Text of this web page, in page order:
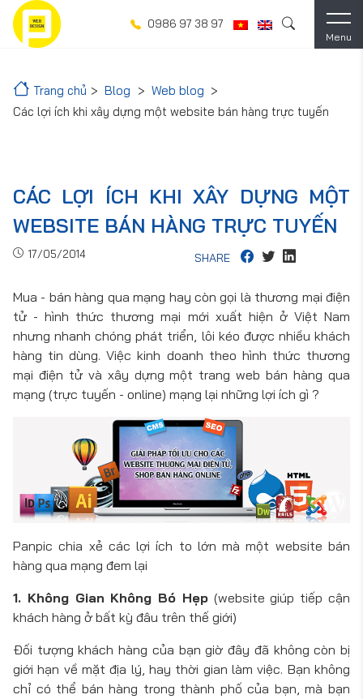
Menu
0986 97 38 97
Trang chủ Blog
Web blog
Các lợi ích khi xây dựng một website bán hàng trực tuyến
CÁC LỢI ÍCH KHI XÂY DỰNG MỘT
WEBSITE BÁN HÀNG TRỰC TUYẾN
17/05/2014 SHARE
Mua - bán hàng qua mạng hay còn gọi là thương mại điện
tử - hình thức thương mại mới xuất hiện ở Việt Nam
nhưng nhanh chóng phát triển, lôi kéo được nhiều khách
hàng tin dùng. Việc kinh doanh theo hình thức thương
mại điện tử và xây dựng một trang web bán hàng qua
mạng (trực tuyến - online) mạng lại những lợi ích gì ?
Panpic chia xẻ các lợi ích to lớn mà một website bán
hàng qua mạng đem lại
1. Không Gian Không Bó Hẹp(website giúp tiếp cận
khách hàng ở bất kỳ đâu trên thế giới)
Đối tượng khách hàng của bạn giờ đây đã không còn bị
giới hạn về mặt địa lý, hay thời gian làm việc. Bạn không
chỉ có thể bán hàng trong thành phố của bạn, mà bạn